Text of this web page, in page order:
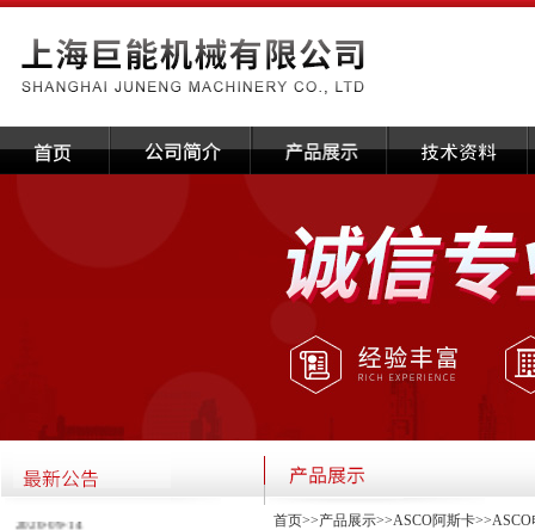
·关于本公司国庆放假通知
首页>>产品展示>>ASCO阿斯卡>>